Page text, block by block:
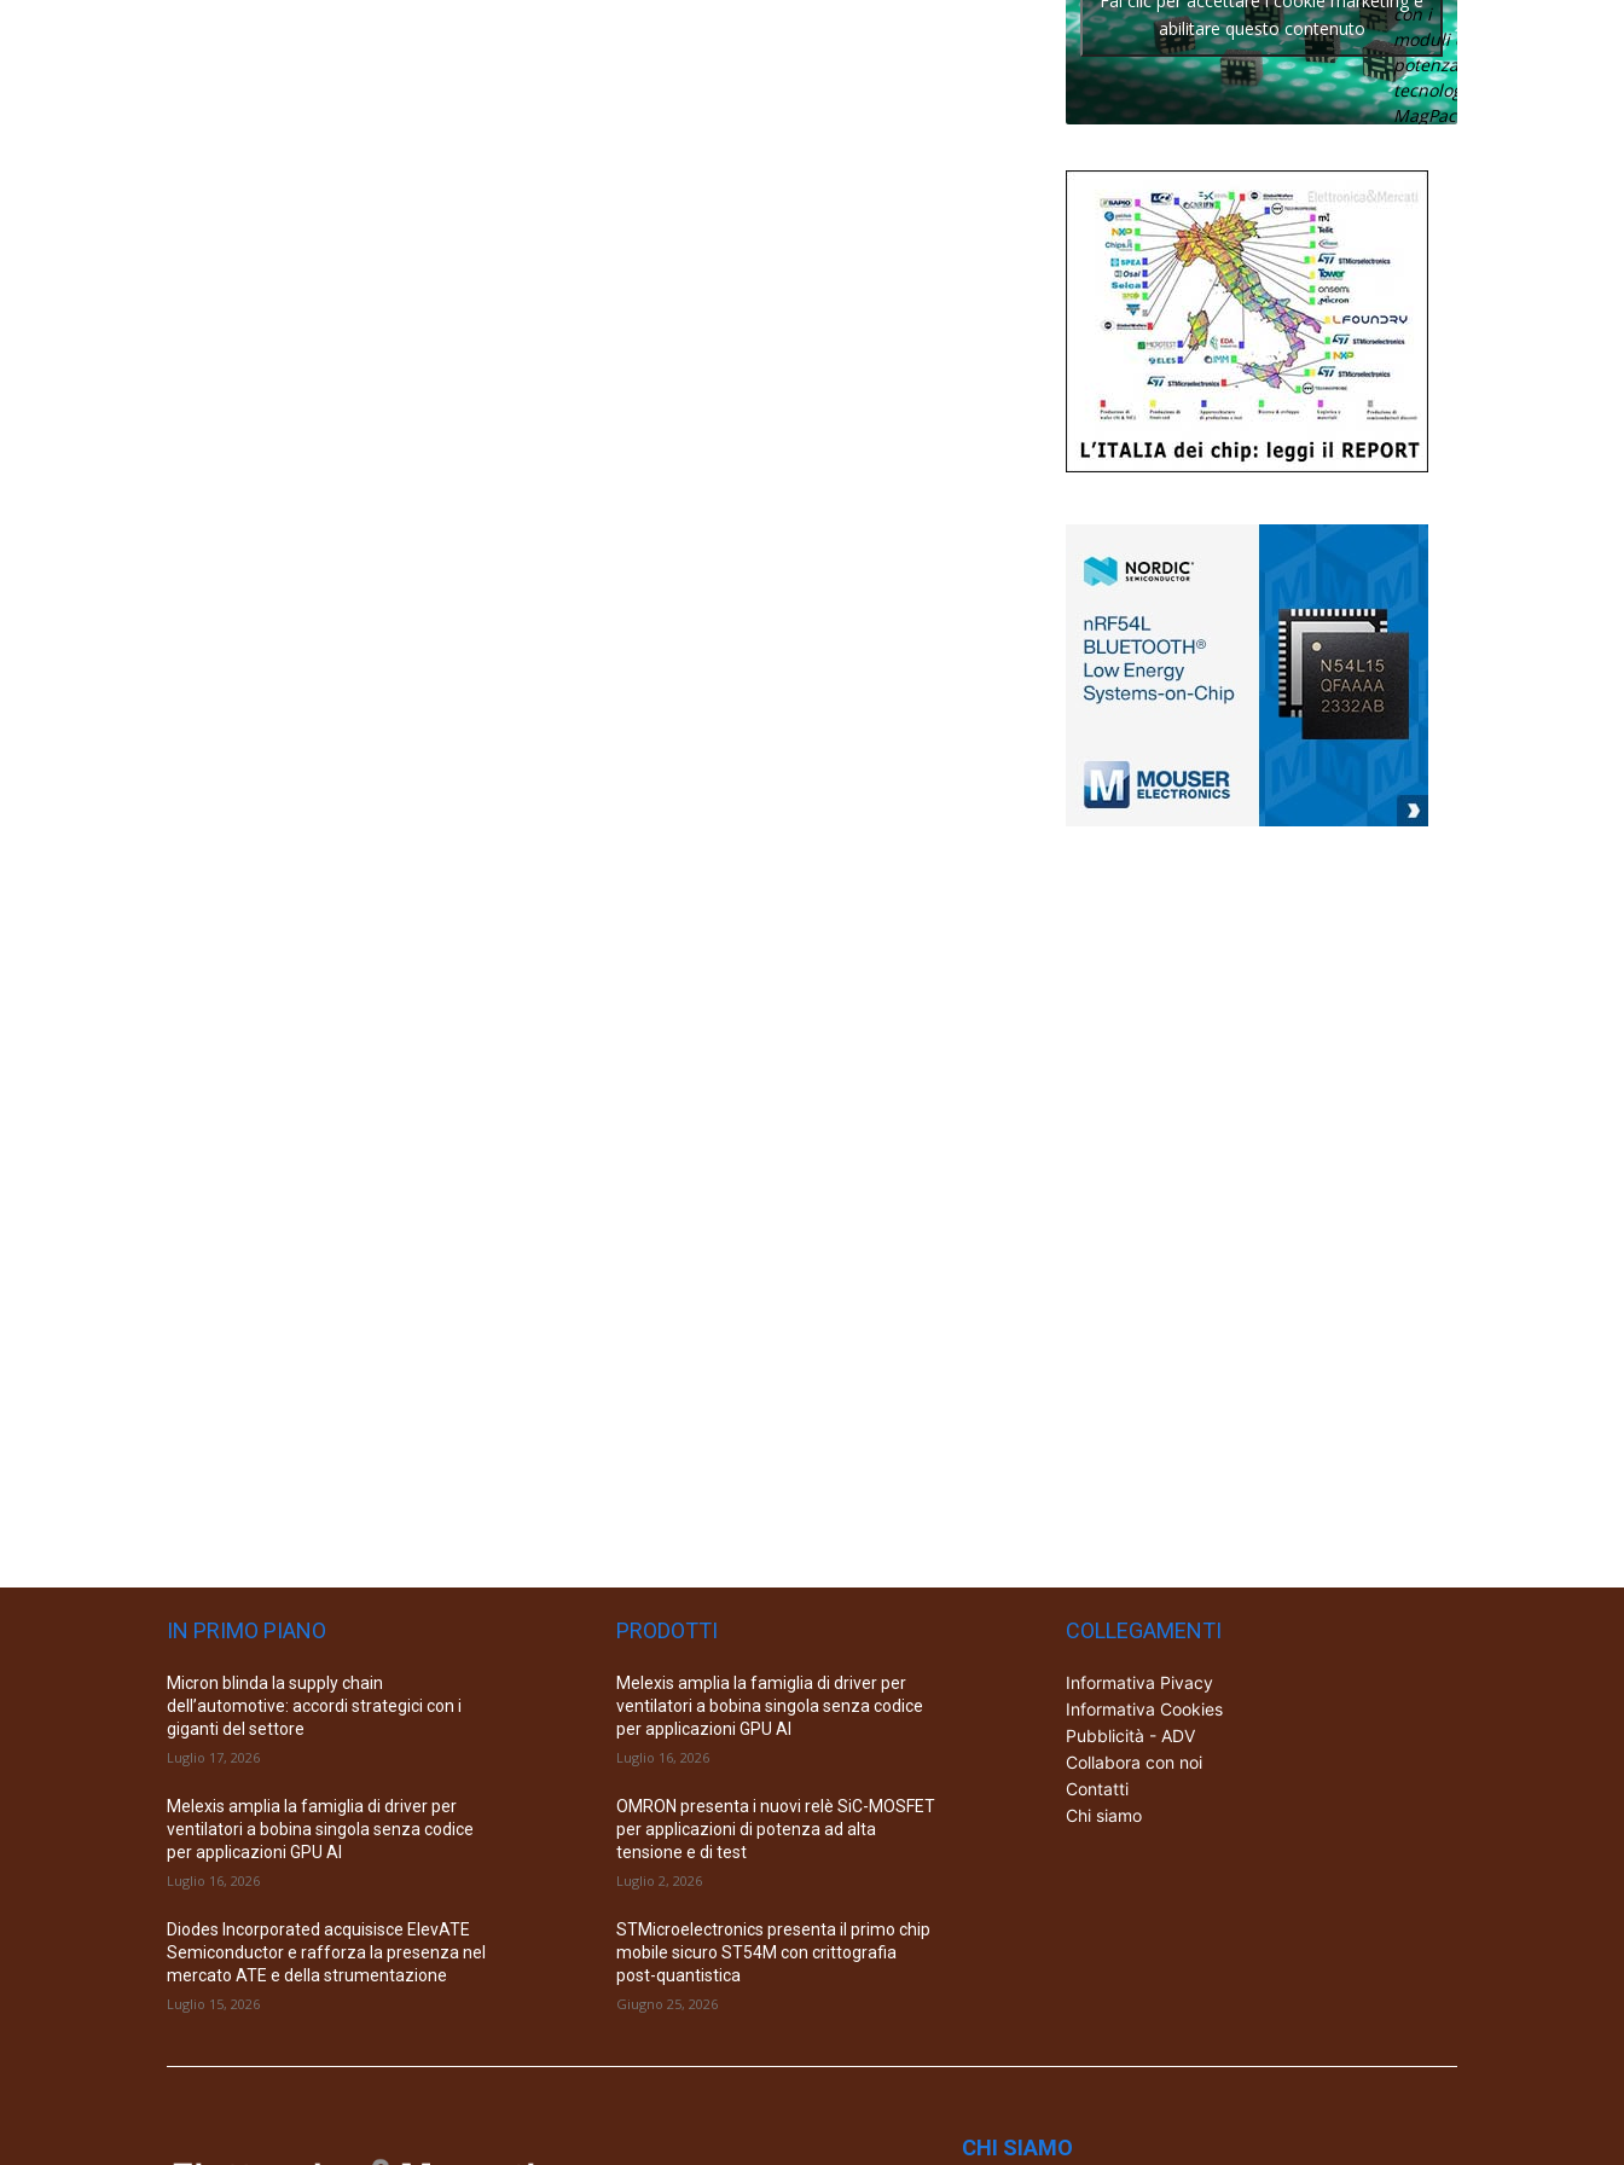
con i
moduli di
potenza con
tecnologia
MagPack.
abilitare questo contenuto
IN PRIMO PIANO
Micron blinda la supply chain
dell’automotive: accordi strategici con i
giganti del settore
Luglio 17, 2026
Melexis amplia la famiglia di driver per
ventilatori a bobina singola senza codice
per applicazioni GPU AI
Luglio 16, 2026
Diodes Incorporated acquisisce ElevATE
Semiconductor e rafforza la presenza nel
mercato ATE e della strumentazione
Luglio 15, 2026
PRODOTTI
Melexis amplia la famiglia di driver per
ventilatori a bobina singola senza codice
per applicazioni GPU AI
Luglio 16, 2026
OMRON presenta i nuovi relè SiC-MOSFET
per applicazioni di potenza ad alta
tensione e di test
Luglio 2, 2026
STMicroelectronics presenta il primo chip
mobile sicuro ST54M con crittografia
post-quantistica
Giugno 25, 2026
COLLEGAMENTI
Informativa Pivacy
Informativa Cookies
Pubblicità - ADV
Collabora con noi
Contatti
Chi siamo
CHI SIAMO